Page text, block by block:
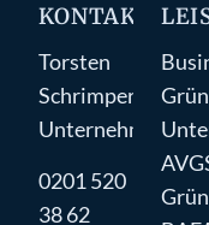
KONTAKT
Torsten
Schrimper
0201 520
38 62